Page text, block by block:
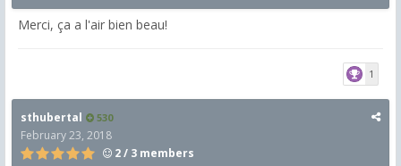
Merci, ça a l'air bien beau!
1
sthubertal 530
February 23, 2018
2 / 3 members